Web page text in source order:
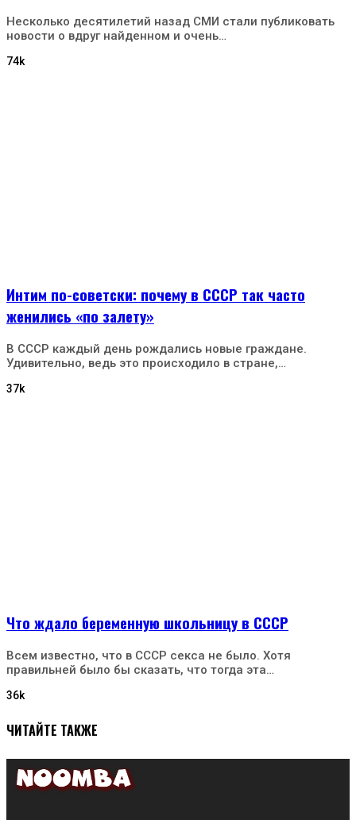
Несколько десятилетий назад СМИ стали публиковать
новости о вдруг найденном и очень…
74k
Интим по-советски: почему в СССР так часто
женились «по залету»
В СССР каждый день рождались новые граждане.
Удивительно, ведь это происходило в стране,…
37k
Что ждало беременную школьницу в СССР
Всем известно, что в СССР секса не было. Хотя
правильней было бы сказать, что тогда эта…
36k
ЧИТАЙТЕ ТАКЖЕ